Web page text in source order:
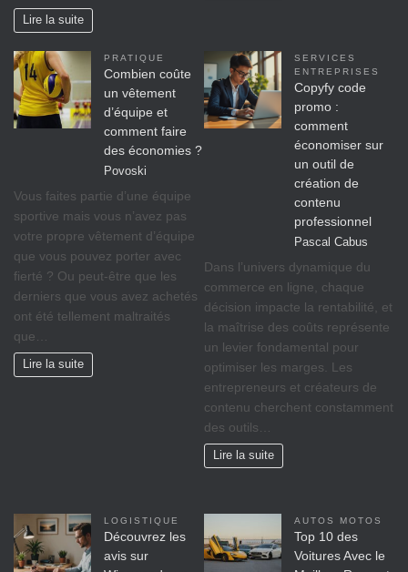
Lire la suite
PRATIQUE
Combien coûte
un vêtement
d’équipe et
comment faire
des économies ?
Povoski
Vous faites partie d’une équipe
sportive mais vous n’avez pas
votre propre vêtement d’équipe
que vous pouvez porter avec
fierté ? Ou peut-être que les
derniers que vous avez achetés
ont été tellement maltraités
que…
Lire la suite
SERVICES
ENTREPRISES
Copyfy code
promo :
comment
économiser sur
un outil de
création de
contenu
professionnel
Pascal Cabus
Dans l’univers dynamique du
commerce en ligne, chaque
décision impacte la rentabilité, et
la maîtrise des coûts représente
un levier fondamental pour
optimiser les marges. Les
entrepreneurs et créateurs de
contenu cherchent constamment
des outils…
Lire la suite
LOGISTIQUE
Découvrez les
avis sur
AUTOS MOTOS
Top 10 des
Voitures Avec le